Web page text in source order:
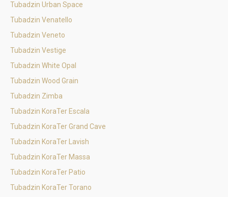
Tubadzin Urban Space
Tubadzin Venatello
Tubadzin Veneto
Tubadzin Vestige
Tubadzin White Opal
Tubadzin Wood Grain
Tubadzin Zimba
Tubadzin KoraTer Escala
Tubadzin KoraTer Grand Cave
Tubadzin KoraTer Lavish
Tubadzin KoraTer Massa
Tubadzin KoraTer Patio
Tubadzin KoraTer Torano